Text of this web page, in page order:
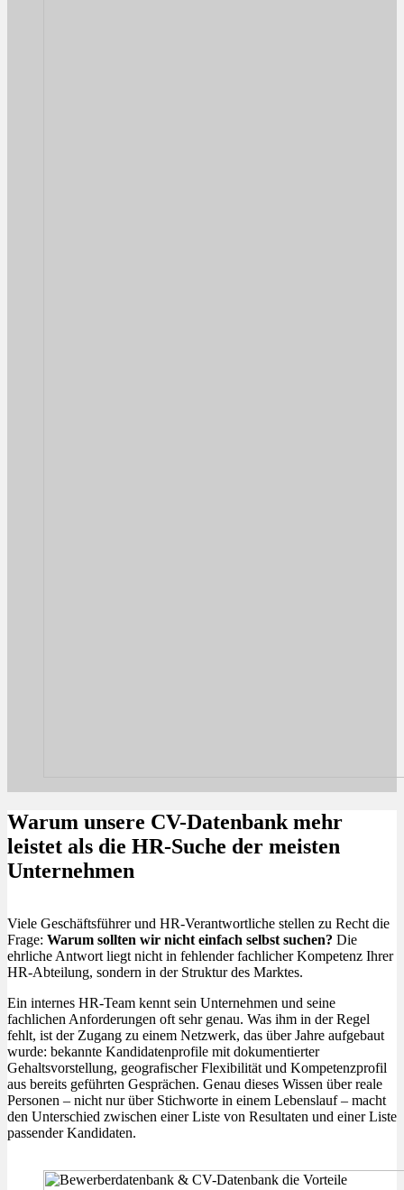
Warum unsere CV-Datenbank mehr
leistet als die HR-Suche der meisten
Unternehmen
Viele Geschäftsführer und HR-Verantwortliche stellen zu Recht die
Frage: Warum sollten wir nicht einfach selbst suchen? Die
ehrliche Antwort liegt nicht in fehlender fachlicher Kompetenz Ihrer
HR-Abteilung, sondern in der Struktur des Marktes.
Ein internes HR-Team kennt sein Unternehmen und seine
fachlichen Anforderungen oft sehr genau. Was ihm in der Regel
fehlt, ist der Zugang zu einem Netzwerk, das über Jahre aufgebaut
wurde: bekannte Kandidatenprofile mit dokumentierter
Gehaltsvorstellung, geografischer Flexibilität und Kompetenzprofil
aus bereits geführten Gesprächen. Genau dieses Wissen über reale
Personen – nicht nur über Stichworte in einem Lebenslauf – macht
den Unterschied zwischen einer Liste von Resultaten und einer Liste
passender Kandidaten.